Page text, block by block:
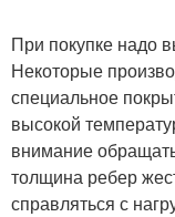
При покупке надо
Некоторые
специальное
высокой
внимание
толщина ребер
справляться с